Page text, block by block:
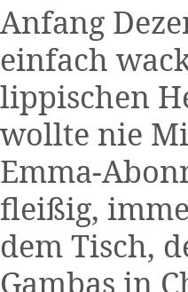
Anfang
einfach
lippischen
wollte nie
Emma-
fleißig,
dem Tisch,
Gambas in